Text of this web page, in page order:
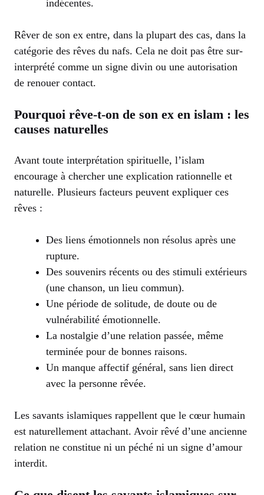
indécentes.
Rêver de son ex entre, dans la plupart des cas, dans la
catégorie des rêves du nafs. Cela ne doit pas être sur-
interprété comme un signe divin ou une autorisation
de renouer contact.
Pourquoi rêve-t-on de son ex en islam : les
causes naturelles
Avant toute interprétation spirituelle, l’islam
encourage à chercher une explication rationnelle et
naturelle. Plusieurs facteurs peuvent expliquer ces
rêves :
Des liens émotionnels non résolus après une
rupture.
Des souvenirs récents ou des stimuli extérieurs
(une chanson, un lieu commun).
Une période de solitude, de doute ou de
vulnérabilité émotionnelle.
La nostalgie d’une relation passée, même
terminée pour de bonnes raisons.
Un manque affectif général, sans lien direct
avec la personne rêvée.
Les savants islamiques rappellent que le cœur humain
est naturellement attachant. Avoir rêvé d’une ancienne
relation ne constitue ni un péché ni un signe d’amour
interdit.